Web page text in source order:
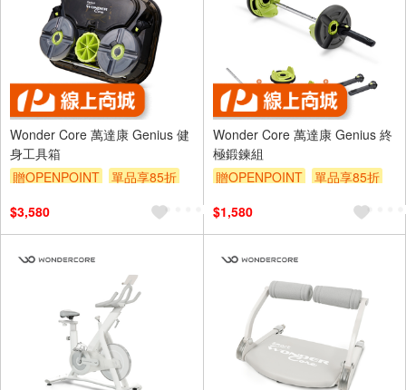
Wonder Core 萬達康 Genius 健
身工具箱
贈OPENPOINT
單品享85折
$3,580
Wonder Core 萬達康 Genius 終
極鍛鍊組
贈OPENPOINT
單品享85折
$1,580